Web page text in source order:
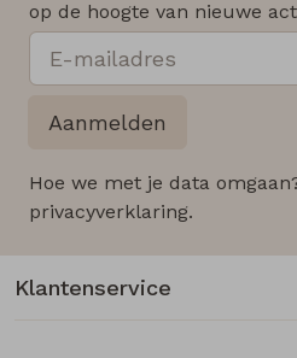
op de hoogte van nieuwe
Aanmelden
Hoe we met je data
privacyverklaring.
Klantenservice